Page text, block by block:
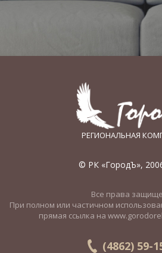
РЕГИОНАЛЬНАЯ
© РК «ГородЪ»,
Все права
При полном или частичном
прямая ссылка на
(4862) 59-